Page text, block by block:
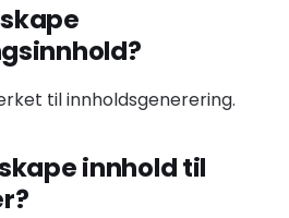
til innholdsgenerering.
innhold til